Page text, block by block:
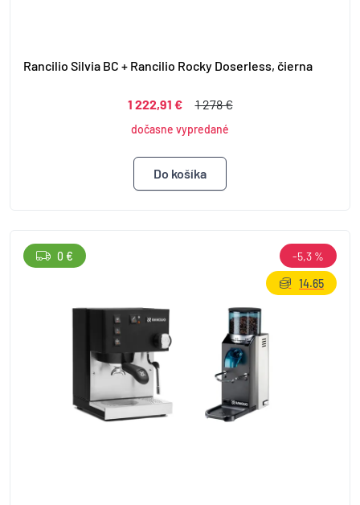
Rancilio Silvia BC + Rancilio Rocky Doserless, čierna
1 222,91 € 1 278 €
dočasne vypredané
0 €
-5,3 %
14.65